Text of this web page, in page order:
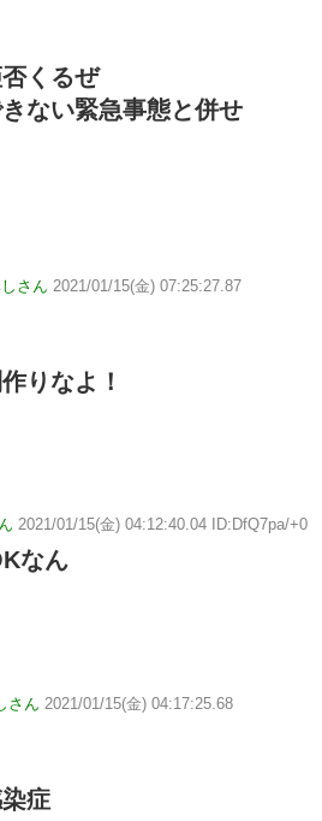
くるぜ
ない緊急事態と併せ
さん 2021/01/15(金) 07:25:27.87
りなよ！
2021/01/15(金) 04:12:40.04 ID:DfQ7pa/+0
なん
さん 2021/01/15(金) 04:17:25.68
症